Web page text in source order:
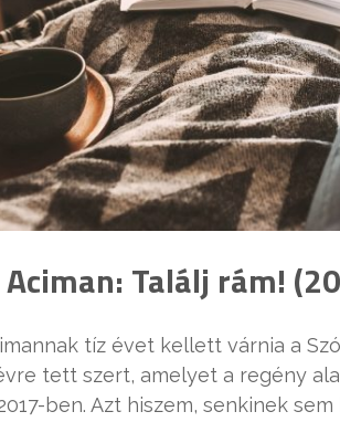
Találj rám!
tíz évet kellett várnia a
tett szert, amelyet a regény
ben. Azt hiszem, senkinek